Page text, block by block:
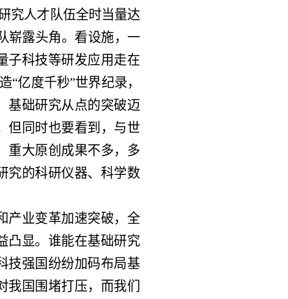
究人才队伍全时当量达
崭露头角。看设施，一
子科技等研发应用走在
“亿度千秒”世界纪录，
基础研究从点的突破迈
但同时也要看到，与世
重大原创成果不多，多
究的科研仪器、科学数
产业变革加速突破，全
凸显。谁能在基础研究
技强国纷纷加码布局基
国围堵打压，而我们